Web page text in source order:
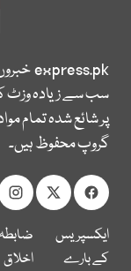
express.pk
سب سے زیادہ وزٹ
پر شائع شدہ تمام
گروپ محفوظ ہیں۔
ایکسپریس
کے بارے
اخلاق